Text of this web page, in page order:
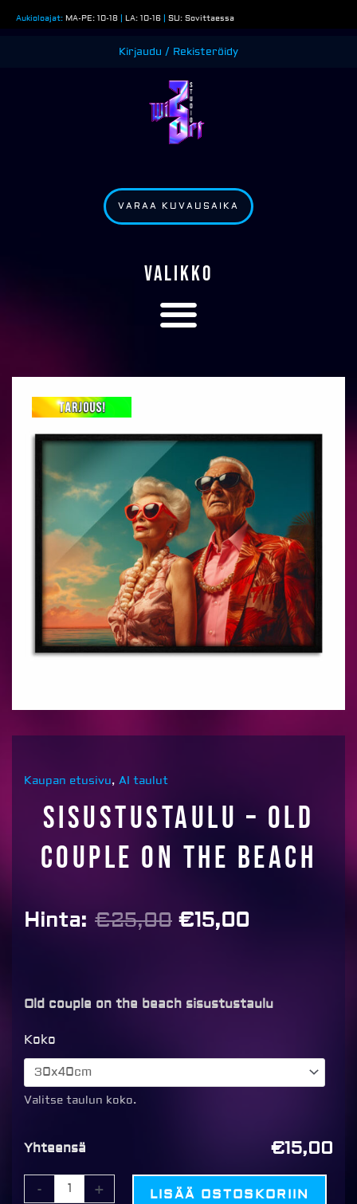
sisältöön
Aukioloajat: MA-PE: 10-18 | LA: 10-16 | SU: Sovittaessa
Kirjaudu / Rekisteröidy
VARAA KUVAUSAIKA
VALIKKO
Kaupan etusivu, AI taulut
Sisustustaulu – Old
couple on the beach
Hinta: €25,00 Alkuperäinen
€15,00
Old couple on the beach sisustustaulu
Koko
Valitse taulun koko.
Yhteensä €15,00
-
Sisustustaulu
-
Old
couple
the
määrä
+ LISÄÄ OSTOSKORIIN